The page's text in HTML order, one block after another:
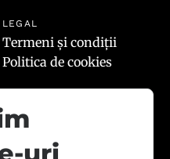
LEGAL
Termeni și condiții
Politica de cookies